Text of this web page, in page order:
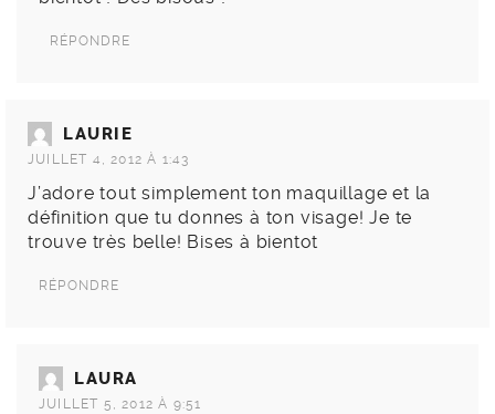
RÉPONDRE
LAURIE
JUILLET 4, 2012 À 1:43
J’adore tout simplement ton maquillage et la
définition que tu donnes à ton visage! Je te
trouve très belle! Bises à bientot
RÉPONDRE
LAURA
JUILLET 5, 2012 À 9:51